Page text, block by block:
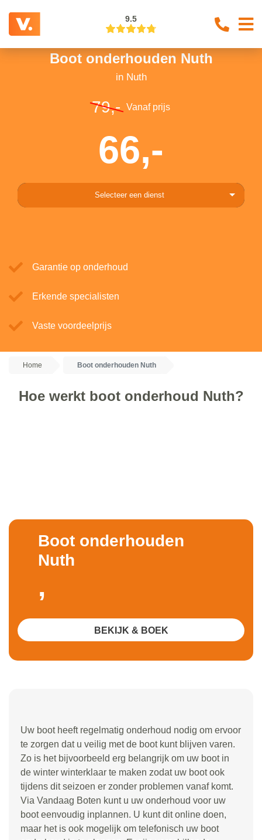
9.5
Boot onderhouden Nuth
in Nuth
79,- Vanaf prijs
66,-
Selecteer een dienst
Garantie op onderhoud
Erkende specialisten
Vaste voordeelprijs
Home Boot onderhouden Nuth
Hoe werkt boot onderhoud Nuth?
Uw boot heeft regelmatig onderhoud nodig om ervoor
te zorgen dat u veilig met de boot kunt blijven varen.
Zo is het bijvoorbeeld erg belangrijk om uw boot in
de winter winterklaar te maken zodat uw boot ook
tijdens dit seizoen er zonder problemen vanaf komt.
Via Vandaag Boten kunt u uw onderhoud voor uw
boot eenvoudig inplannen. U kunt dit online doen,
maar het is ook mogelijk om telefonisch uw boot
Boot onderhouden
Nuth
,
BEKIJK & BOEK